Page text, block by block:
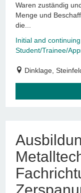
Waren zuständig
Menge und
die...
Initial and
Student/Trainee/
Dinklage,